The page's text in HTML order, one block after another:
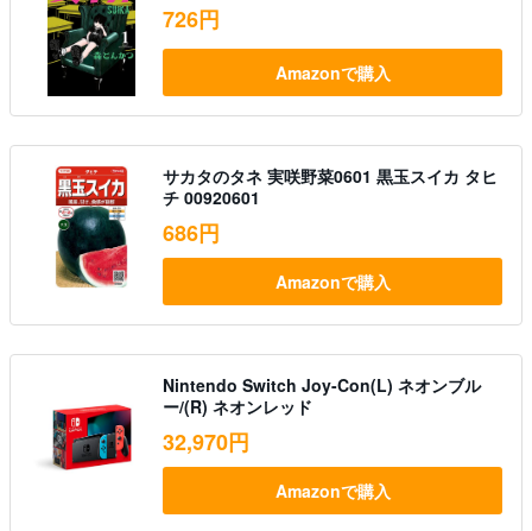
726円
Amazonで購入
サカタのタネ 実咲野菜0601 黒玉スイカ タヒ
チ 00920601
686円
Amazonで購入
Nintendo Switch Joy-Con(L) ネオンブル
ー/(R) ネオンレッド
32,970円
Amazonで購入